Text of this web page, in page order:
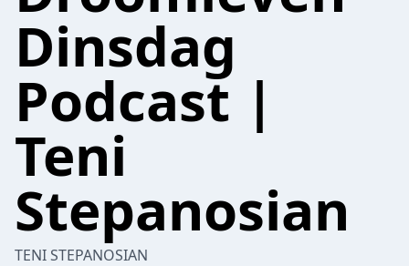
Dinsdag
Podcast |
Teni
Stepanosian
TENI STEPANOSIAN